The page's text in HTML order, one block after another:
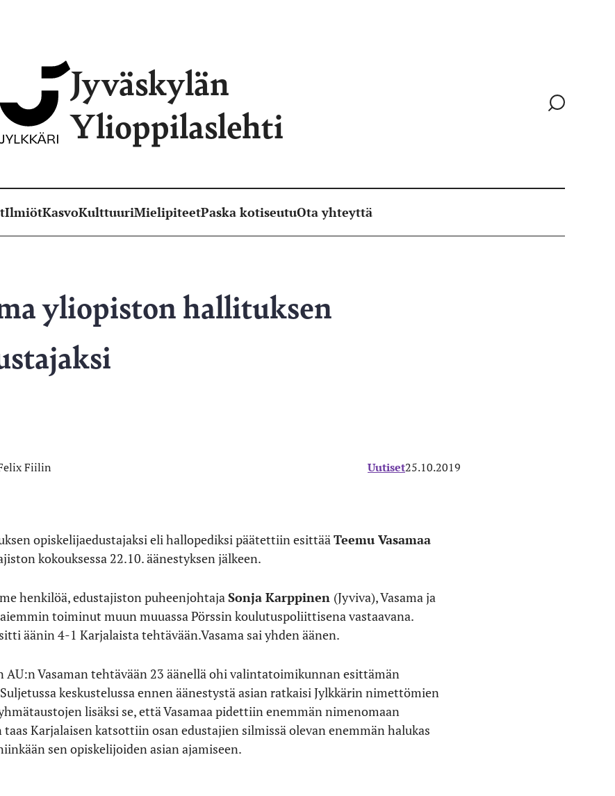
Jyväskylän
Ylioppilaslehti
Siirry
IlmiötKasvoKulttuuriMielipiteetPaska kotiseutuOta yhteyttä
yliopiston hallituksen
Fiilin Uutiset25.10.2019
opiskelijaedustajaksi eli hallopediksi päätettiin esittääTeemu Vasamaa
kokouksessa 22.10. äänestyksen jälkeen.
henkilöä, edustajiston puheenjohtajaSonja Karppinen (Jyviva), Vasama ja
toiminut muun muuassa Pörssin koulutuspoliittisena vastaavana.
äänin 4-1 Karjalaista tehtävään.Vasama sai yhden äänen.
AU:n Vasaman tehtävään 23 äänellä ohi valintatoimikunnan esittämän
keskustelussa ennen äänestystä asian ratkaisi Jylkkärin nimettömien
lisäksi se, että Vasamaa pidettiin enemmän nimenomaan
Karjalaisen katsottiin osan edustajien silmissä olevan enemmän halukas
sen opiskelijoiden asian ajamiseen.